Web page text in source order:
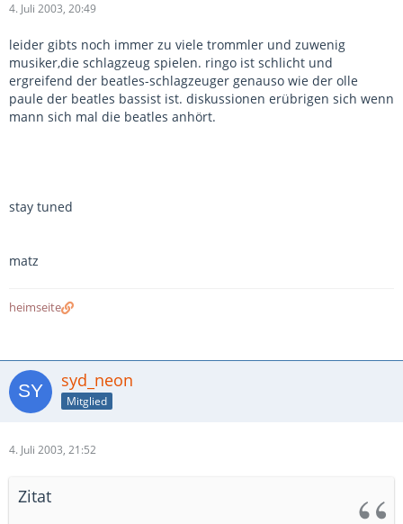
4. Juli 2003, 20:49
leider gibts noch immer zu viele trommler und zuwenig
musiker,die schlagzeug spielen. ringo ist schlicht und
ergreifend der beatles-schlagzeuger genauso wie der olle
paule der beatles bassist ist. diskussionen erübrigen sich wenn
mann sich mal die beatles anhört.
stay tuned
matz
heimseite
syd_neon
Mitglied
4. Juli 2003, 21:52
Zitat